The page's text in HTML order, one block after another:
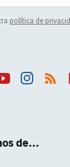
política de
de...